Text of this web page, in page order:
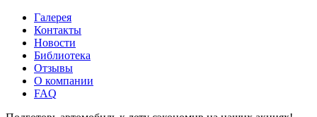
Галерея
Контакты
Новости
Библиотека
Отзывы
О компании
FAQ